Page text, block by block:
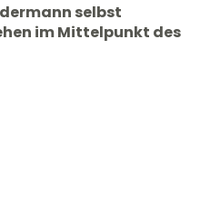
selbst
im Mittelpunkt des